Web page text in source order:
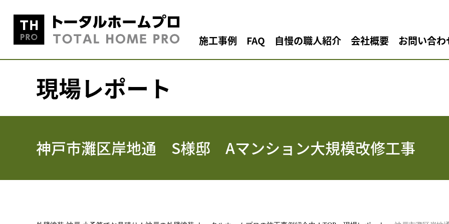
施工事例 FAQ 自慢の職人紹介 会社概要 お問い合わ
現場レポート
神戸市灘区岸地通 S様邸 Aマンション大規模改修工事